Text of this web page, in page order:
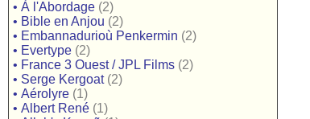
• À l'Abordage (2)
• Bible en Anjou (2)
• Embannadurioù Penkermin (2)
• Evertype (2)
• France 3 Ouest / JPL Films (2)
• Serge Kergoat (2)
• Aérolyre (1)
• Albert René (1)